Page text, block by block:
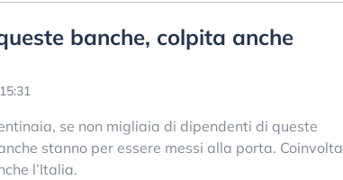
banche, colpita anche
se non migliaia di dipendenti di queste
stanno per essere messi alla porta. Coinvolta
l’Italia.